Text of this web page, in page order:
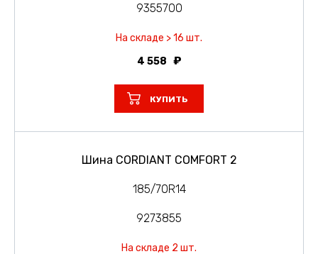
9355700
На складе > 16 шт.
4 558
КУПИТЬ
Шина CORDIANT COMFORT 2
185/70R14
9273855
На складе 2 шт.